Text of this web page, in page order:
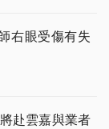
右眼受傷有失
赴雲嘉與業者